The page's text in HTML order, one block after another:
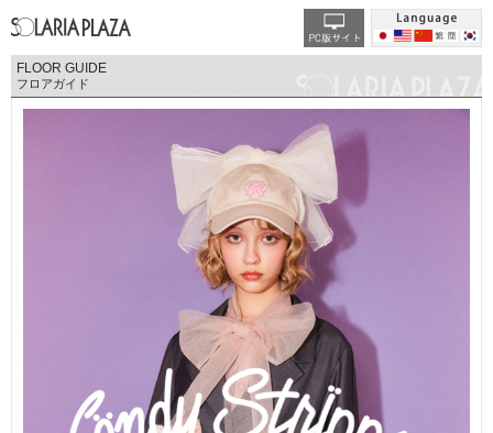
FLOOR GUIDE
フロアガイド